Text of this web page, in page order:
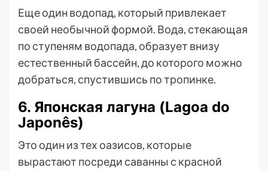
Еще один водопад, который привлекает
своей необычной формой. Вода, стекающая
по ступеням водопада, образует внизу
естественный бассейн, до которого можно
добраться, спустившись по тропинке.
6. Японская лагуна (Lagoa do
Japonês)
Это один из тех оазисов, которые
вырастают посреди саванны с красной